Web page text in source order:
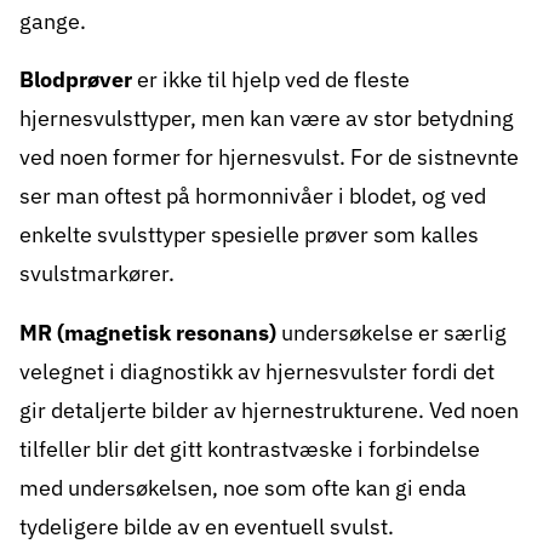
gange.
Blodprøverer ikke til hjelp ved de fleste
hjernesvulsttyper, men kan være av stor betydning
ved noen former for hjernesvulst. For de sistnevnte
ser man oftest på hormonnivåer i blodet, og ved
enkelte svulsttyper spesielle prøver som kalles
svulstmarkører.
MR (magnetisk resonans) undersøkelse er særlig
velegnet i diagnostikk av hjernesvulster fordi det
gir detaljerte bilder av hjernestrukturene. Ved noen
tilfeller blir det gitt kontrastvæske i forbindelse
med undersøkelsen, noe som ofte kan gi enda
tydeligere bilde av en eventuell svulst.